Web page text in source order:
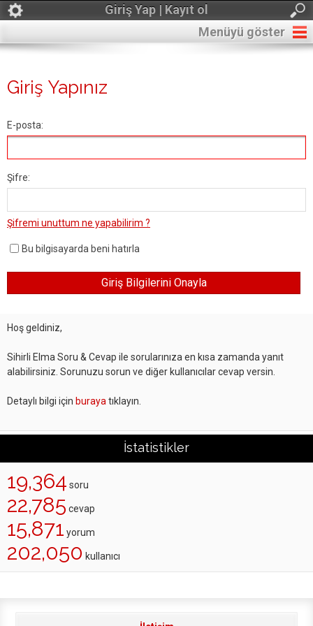
Giriş Yap | Kayıt ol
Menüyü göster
Giriş Yapınız
E-posta:
Şifre:
Şifremi unuttum ne yapabilirim ?
Bu bilgisayarda beni hatırla
Hoş geldiniz,
Sihirli Elma Soru & Cevap ile sorularınıza en kısa zamanda yanıt
alabilirsiniz. Sorunuzu sorun ve diğer kullanıcılar cevap versin.
Detaylı bilgi için buraya tıklayın.
İstatistikler
19,364 soru
22,785 cevap
15,871 yorum
202,050 kullanıcı